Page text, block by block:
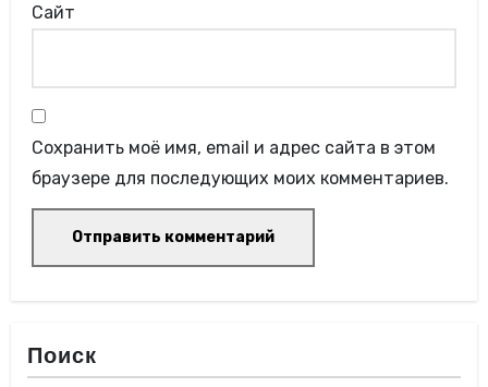
Сайт
Сохранить моё имя, email и адрес сайта в этом
браузере для последующих моих комментариев.
Поиск